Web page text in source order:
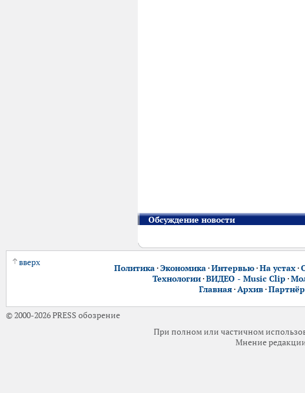
Обсуждение новости
вверх
Политика·Экономика·Интервью·На устах·
Технологии·ВИДЕО - Music Clip ·
Главная·Архив·
© 2000-2026 PRESS обозрение
При полном или частичном
Мнение редакции